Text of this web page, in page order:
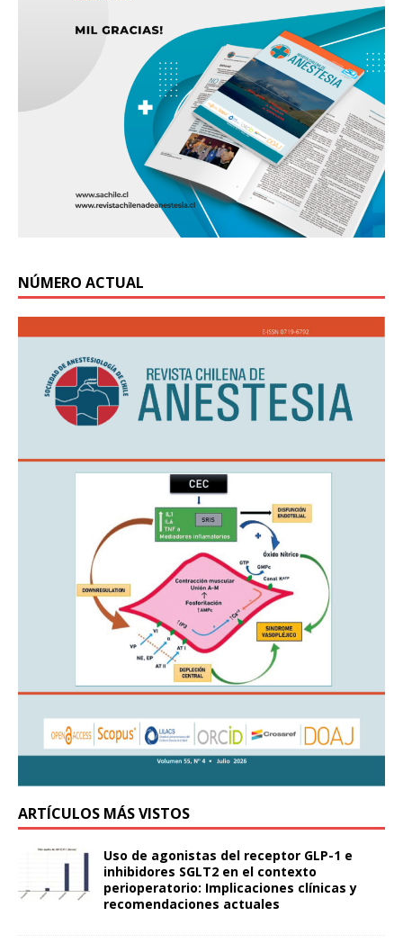
NÚMERO ACTUAL
ARTÍCULOS MÁS VISTOS
Uso de agonistas del receptor GLP-1 e
inhibidores SGLT2 en el contexto
perioperatorio: Implicaciones clínicas y
recomendaciones actuales